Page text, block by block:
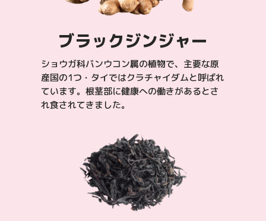
ブラックジンジャー
ショウガ科バンウコン属の植物で、主要な原
産国の1つ・タイではクラチャイダムと呼ばれ
ています。根茎部に健康への働きがあるとさ
れ食されてきました。